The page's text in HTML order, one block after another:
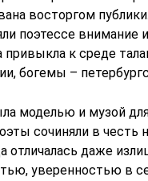
восторгом
поэтессе внимание
привыкла к среде
богемы –
моделью и музой
сочиняли в честь
отличалась даже
уверенностью в